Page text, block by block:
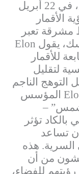
في مدار أرضي منخفض، في 22 أبريل
الأقمار
مشرقة تعبر
يقول Elon
للأقمار
لتقليل
الناجم
المؤسس
–
تؤثر
تساعد
هذه
من أن
للفضاء،